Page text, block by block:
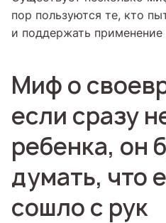
пор пользуются те, кто
и поддержать применение
Миф о
если сразу
ребенка, он
думать, что
сошло с рук